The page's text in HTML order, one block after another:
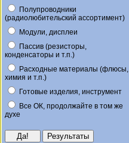
Полупроводники
(радиолюбительский ассортимент)
Модули, дисплеи
Пассив (резисторы,
конденсаторы и т.п.)
Расходные материалы (флюсы,
химия и т.п.)
Готовые изделия, инструмент
Все ОК, продолжайте в том же
духе